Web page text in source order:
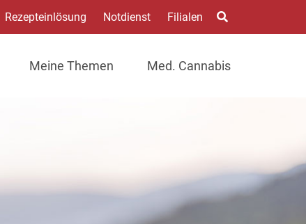
Rezepteinlösung Notdienst Filialen
Meine Themen Med. Cannabis